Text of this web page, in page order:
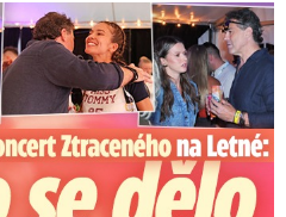
Jágr přišel s Dominikou, ale...